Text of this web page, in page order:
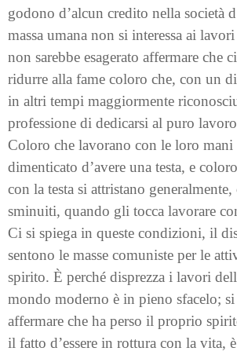
godono d’alcun credito nella società
massa umana non si interessa ai
non sarebbe esagerato affermare che
ridurre alla fame coloro che, con un
in altri tempi maggiormente
professione di dedicarsi al puro
Coloro che lavorano con le loro mani
dimenticato d’avere una testa, e
con la testa si attristano generalmente,
sminuiti, quando gli tocca lavorare
Ci si spiega in queste condizioni, il
sentono le masse comuniste per le
spirito. È perché disprezza i lavori
mondo moderno è in pieno sfacelo;
affermare che ha perso il proprio
il fatto d’essere in rottura con la vita,